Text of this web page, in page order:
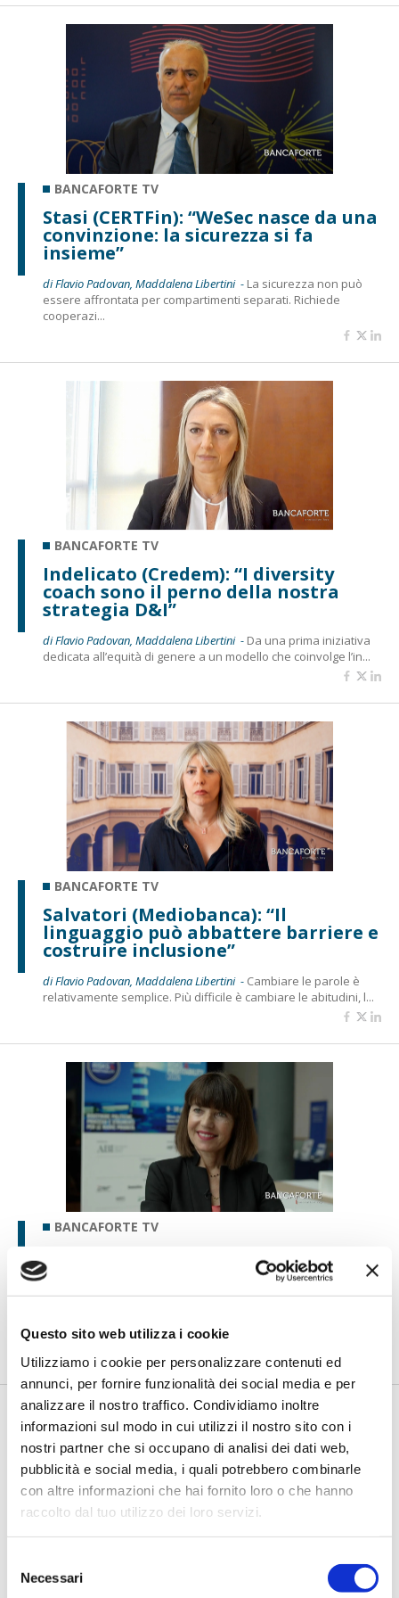
Questo sito web utilizza i cookie
Utilizziamo i cookie per personalizzare contenuti ed
annunci, per fornire funzionalità dei social media e per
analizzare il nostro traffico. Condividiamo inoltre
informazioni sul modo in cui utilizzi il nostro sito con i
nostri partner che si occupano di analisi dei dati web,
pubblicità e social media, i quali potrebbero combinarle
con altre informazioni che hai fornito loro o che hanno
raccolto dal tuo utilizzo dei loro servizi.
delNecessari
BANCAFORTE TV
Stasi (CERTFin): “WeSec nasce da una
convinzione: la sicurezza si fa
insieme”
di Flavio Padovan, Maddalena Libertini - La sicurezza non può
essere affrontata per compartimenti separati. Richiede
cooperazi...
BANCAFORTE TV
Indelicato (Credem): “I diversity
coach sono il perno della nostra
strategia D&I”
di Flavio Padovan, Maddalena Libertini - Da una prima iniziativa
dedicata all’equità di genere a un modello che coinvolge l’in...
BANCAFORTE TV
Salvatori (Mediobanca): “Il
linguaggio può abbattere barriere e
costruire inclusione”
di Flavio Padovan, Maddalena Libertini - Cambiare le parole è
relativamente semplice. Più difficile è cambiare le abitudini, l...
BANCAFORTE TV
Petrella (BPER Banca): “La GenAI
rafforza i controlli e valorizza il
lavoro degli analisti”
secondo livello più strutturati, standardizzati e capaci di le...